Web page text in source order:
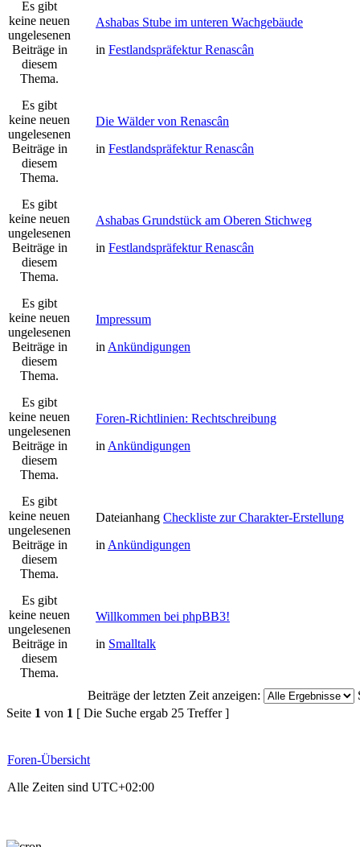
Es gibt
keine neuen
ungelesenen
Beiträge in
diesem
Thema.
Ashabas Stube im unteren Wachgebäude
in Festlandspräfektur Renascân
Es gibt
keine neuen
ungelesenen
Beiträge in
diesem
Thema.
Die Wälder von Renascân
in Festlandspräfektur Renascân
Es gibt
keine neuen
ungelesenen
Beiträge in
diesem
Thema.
Ashabas Grundstück am Oberen Stichweg
in Festlandspräfektur Renascân
Es gibt
keine neuen
ungelesenen
Beiträge in
diesem
Thema.
Impressum
in Ankündigungen
Es gibt
keine neuen
ungelesenen
Beiträge in
diesem
Thema.
Foren-Richtlinien: Rechtschreibung
in Ankündigungen
Es gibt
keine neuen
ungelesenen
Beiträge in
diesem
Thema.
Dateianhang Checkliste zur Charakter-Erstellung
in Ankündigungen
Es gibt
keine neuen
ungelesenen
Beiträge in
diesem
Thema.
Willkommen bei phpBB3!
in Smalltalk
Beiträge der letzten Zeit anzeigen:
Seite 1 von 1 [ Die Suche ergab 25 Treffer ]
Foren-Übersicht
Alle Zeiten sind UTC+02:00